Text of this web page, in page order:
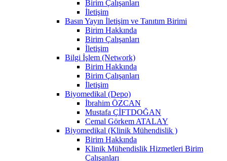
Birim Çalışanları
İletişim
Basın Yayın İletişim ve Tanıtım Birimi
Birim Hakkında
Birim Çalışanları
İletişim
Bilgi İşlem (Network)
Birim Hakkında
Birim Çalışanları
İletişim
Biyomedikal (Depo)
İbrahim ÖZCAN
Mustafa ÇİFTDOĞAN
Cemal Görkem ATALAY
Biyomedikal (Klinik Mühendislik )
Birim Hakkında
Klinik Mühendislik Hizmetleri Birim
Çalışanları